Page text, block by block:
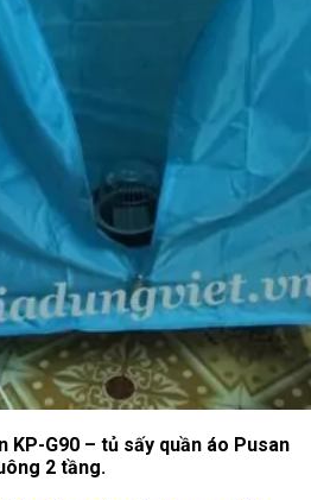
KP-G90 – tủ sấy quần áo Pusan
2 tầng.